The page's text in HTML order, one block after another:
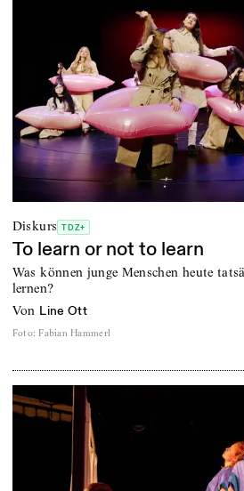
Diskurs TDZ+
To learn or not to learn
Was können junge Menschen heute
lernen?
von Line Ott
Foto: Fabian Hammerl